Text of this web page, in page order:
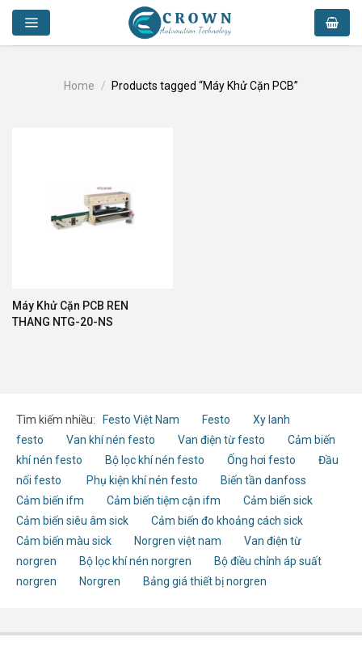
Skip
content
Home / Products tagged “Máy Khử Cặn PCB”
Máy Khử Cặn PCB REN
THANG NTG-20-NS
Tìm kiếm nhiều: Festo Việt Nam Festo
Xy lanh
festo
Van khí nén festo Van điện từ festo
Cảm biến
khí nén festo
Bộ lọc khí nén festo Ống hơi festo
Đầu
nối festo
Phụ kiện khí nén festo
Biến tần danfoss
Cảm biến ifm
Cảm biến tiệm cận ifm
Cảm biến sick
Cảm biến siêu âm sick
Cảm biến đo khoảng cách sick
Cảm biến màu sick
Norgren việt nam
Van điện từ
norgren
Bộ lọc khí nén norgren
Bộ điều chỉnh áp suất
norgren
Norgren Bảng giá thiết bị norgren